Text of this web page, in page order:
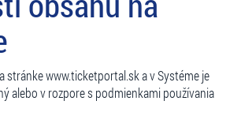
stránke www.ticketportal.sk a v Systéme je
alebo v rozpore s podmienkami používania